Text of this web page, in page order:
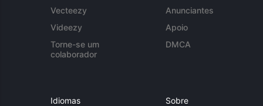
Vecteezy
Videezy
Torne-se um
colaborador
Anunciantes
Apoio
DMCA
Idiomas Sobre